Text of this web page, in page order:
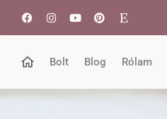
Bolt Blog Rólam